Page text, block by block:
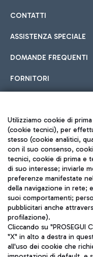
CONTATTI
ASSISTENZA SPECIALE
DOMANDE FREQUENTI
FORNITORI
Seguici sui
Utilizziamo cookie di
(cookie tecnici), per
stesso (cookie analitici,
con il suo consenso,
tecnici, cookie di prima e
di suo interesse; inviarle
preferenze manifestate
della navigazione in rete;
suoi comportamenti;
pubblicitari anche
profilazione).
Cliccando su "PROSEGUI
"X" in alto a destra in
all'uso dei cookie che